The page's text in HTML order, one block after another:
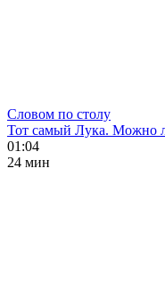
Словом по столу
Тот самый Лука. Можно
01:04
24 мин